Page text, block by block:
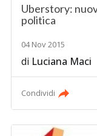
Uberstory:
politica
04 Nov 2015
di Luciana Maci
Condividi